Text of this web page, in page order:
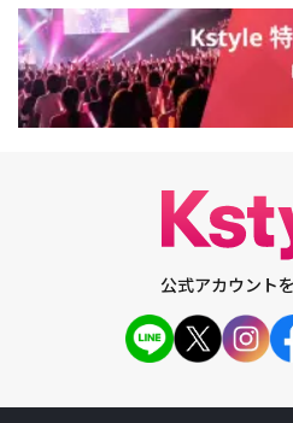
公式アカウント